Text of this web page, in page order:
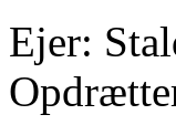
Ejer: